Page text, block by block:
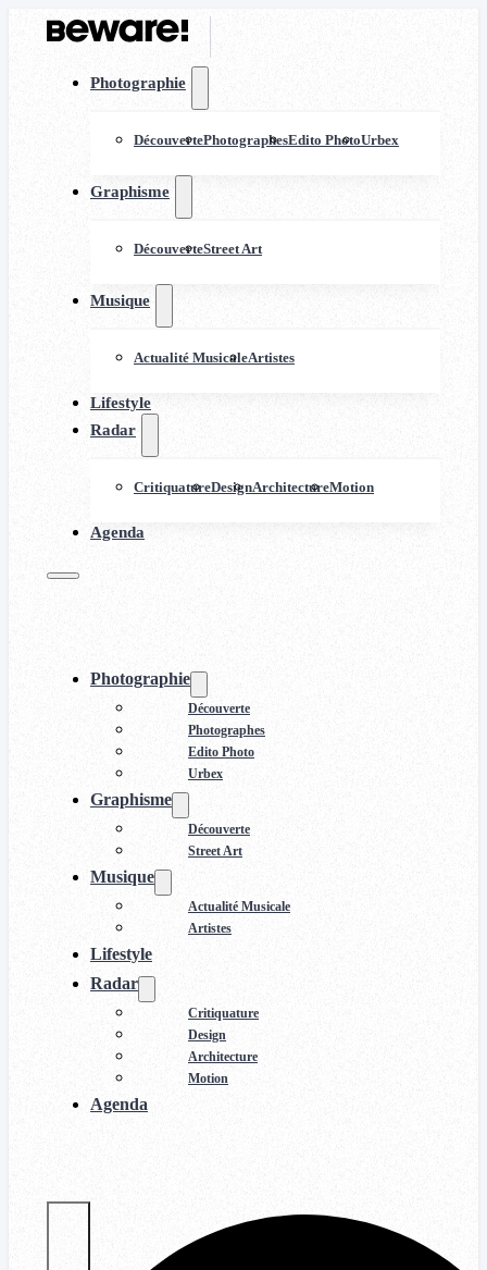
Photographie
DécouvertePhotographesEdito PhotoUrbex
Graphisme
DécouverteStreet Art
Musique
Actualité MusicaleArtistes
Lifestyle
Radar
CritiquatureDesignArchitectureMotion
Agenda
Photographie
Découverte
Photographes
Edito Photo
Urbex
Graphisme
Découverte
Street Art
Musique
Actualité Musicale
Artistes
Lifestyle
Radar
Critiquature
Design
Architecture
Motion
Agenda